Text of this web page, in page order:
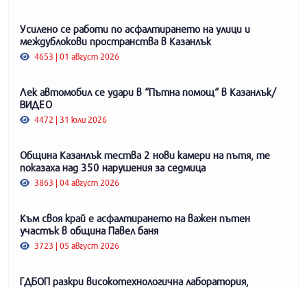
Усилено се работи по асфалтирането на улици и
междублокови пространства в Казанлък
4653 | 01 август 2026
Лек автомобил се удари в “Пътна помощ“ в Казанлък/
ВИДЕО
4472 | 31 юли 2026
Община Казанлък тества 2 нови камери на пътя, те
показаха над 350 нарушения за седмица
3863 | 04 август 2026
Към своя край е асфалтирането на важен пътен
участък в община Павел баня
3723 | 05 август 2026
ГДБОП разкри високотехнологична лаборатория,